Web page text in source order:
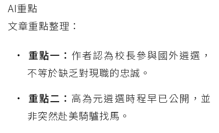
AI重點
文章重點整理：
重點一： 作者認為校長參與國外遴選，
不等於缺乏對現職的忠誠。
重點二： 高為元遴選時程早已公開，並
非突然赴美騎驢找馬。